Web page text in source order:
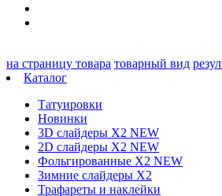
на страницу товара товарный вид
Каталог
Татуировки
Новинки
3D слайдеры X2 NEW
2D слайдеры X2 NEW
Фольгированные X2 NEW
Зимние слайдеры Х2
Трафареты и наклейки